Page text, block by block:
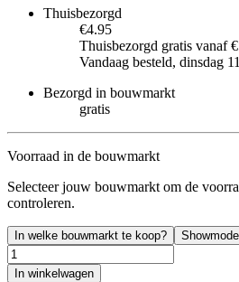
Thuisbezorgd
€4.95
Thuisbezorgd gratis vanaf
Vandaag besteld, dinsdag
Bezorgd in bouwmarkt
gratis
Voorraad in de bouwmarkt
Selecteer jouw bouwmarkt om de
controleren.
In welke bouwmarkt te koop?
In winkelwagen